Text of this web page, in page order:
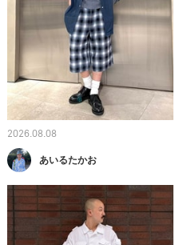
2026.08.08
あいるたかお